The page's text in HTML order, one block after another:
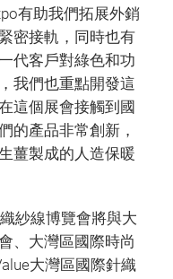
有助我們拓展外銷
密接軌，同時也有
代客戶對綠色和功
我們也重點開發這
這個展會接觸到國
的產品非常創新，
薑製成的人造保暖
紗線博覽會將與大
、大灣區國際時尚
大灣區國際針織